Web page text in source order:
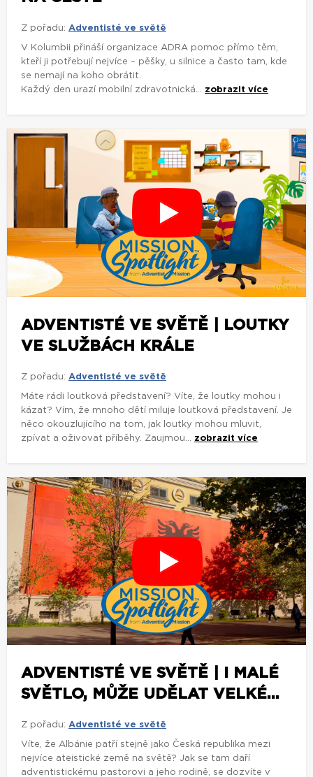
Z pořadu: Adventisté ve světě
V Kolumbii přináší organizace ADRA pomoc přímo těm,
kteří ji potřebují nejvíce – pěšky, u silnice a často tam, kde
se nemají na koho obrátit.
Každý den urazí mobilní zdravotnická... zobrazit více
ADVENTISTÉ VE SVĚTĚ | LOUTKY
VE SLUŽBÁCH KRÁLE
Z pořadu: Adventisté ve světě
Máte rádi loutková představení? Víte, že loutky mohou i
kázat? Vím, že mnoho dětí miluje loutková představení. Je
něco okouzlujícího na tom, jak loutky mohou mluvit,
zpívat a oživovat příběhy. Zaujmou... zobrazit více
ADVENTISTÉ VE SVĚTĚ | I MALÉ
SVĚTLO, MŮŽE UDĚLAT VELKÉ...
Z pořadu: Adventisté ve světě
Víte, že Albánie patří stejně jako Česká republika mezi
nejvíce ateistické země na světě? Jak se tam daří
adventistickému pastorovi a jeho rodině, se dozvíte v